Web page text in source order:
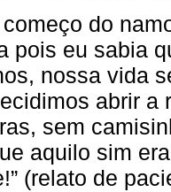
começo do
pois eu sabia
nossa vida
abrir a
sem
aquilo sim
(relato de